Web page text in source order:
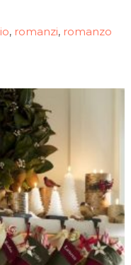
, romanzi, romanzo